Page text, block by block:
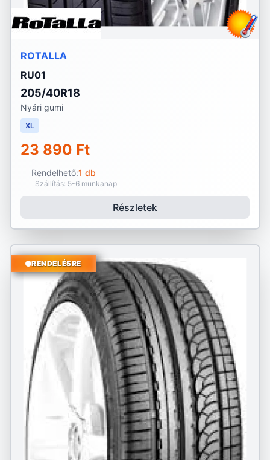
ROTALLA
RU01
205/40R18
Nyári gumi
XL
23 890 Ft
Rendelhető:1 db
Szállítás: 5-6 munkanap
Részletek
RENDELÉSRE